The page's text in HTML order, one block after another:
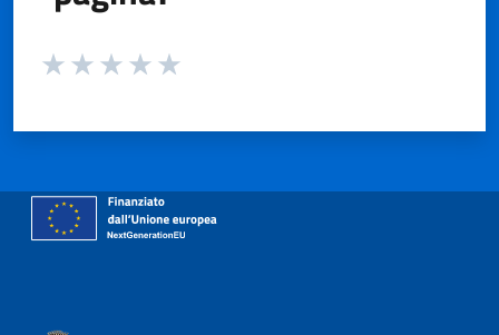
Valuta da 1 a 5 stelle la pagina